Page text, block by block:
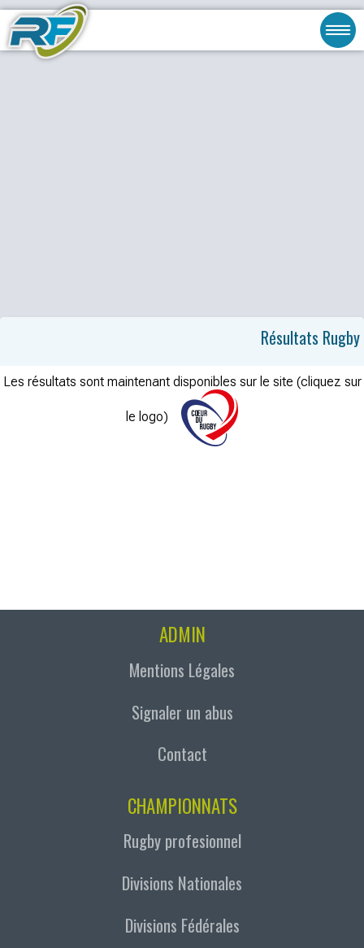
Résultats Rugby
Les résultats sont maintenant disponibles sur le site (cliquez sur
le logo)
ADMIN
Mentions Légales
Signaler un abus
Contact
CHAMPIONNATS
Rugby profesionnel
Divisions Nationales
Divisions Fédérales